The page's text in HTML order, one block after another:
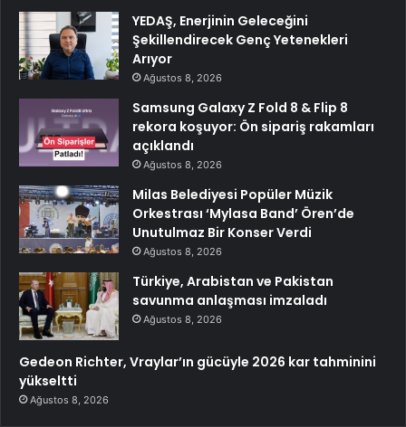
YEDAŞ, Enerjinin Geleceğini
Şekillendirecek Genç Yetenekleri
Arıyor
Ağustos 8, 2026
Samsung Galaxy Z Fold 8 & Flip 8
rekora koşuyor: Ön sipariş rakamları
açıklandı
Ağustos 8, 2026
Milas Belediyesi Popüler Müzik
Orkestrası ‘Mylasa Band’ Ören’de
Unutulmaz Bir Konser Verdi
Ağustos 8, 2026
Türkiye, Arabistan ve Pakistan
savunma anlaşması imzaladı
Ağustos 8, 2026
Gedeon Richter, Vraylar’ın gücüyle 2026 kar tahminini
yükseltti
Ağustos 8, 2026